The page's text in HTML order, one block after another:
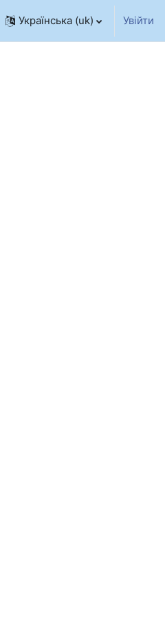
Українська ‎(uk)‎ Увійти